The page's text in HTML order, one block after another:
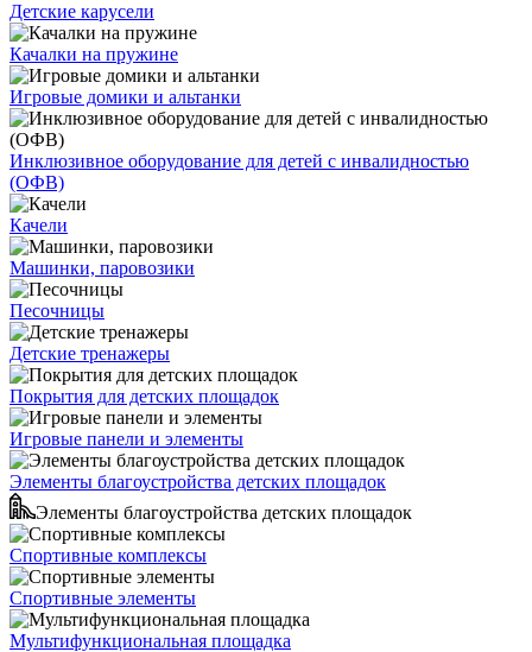
Детские карусели
Качалки на пружине
Игровые домики и альтанки
Инклюзивное оборудование для детей с инвалидностью
(ОФВ)
Качели
Машинки, паровозики
Песочницы
Детские тренажеры
Покрытия для детских площадок
Игровые панели и элементы
Элементы благоустройства детских площадок
Элементы благоустройства детских площадок
Спортивные комплексы
Спортивные элементы
Мультифункциональная площадка